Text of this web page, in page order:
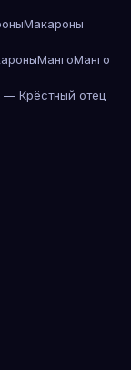
Макароны
МангоМанго
Крёстный отец